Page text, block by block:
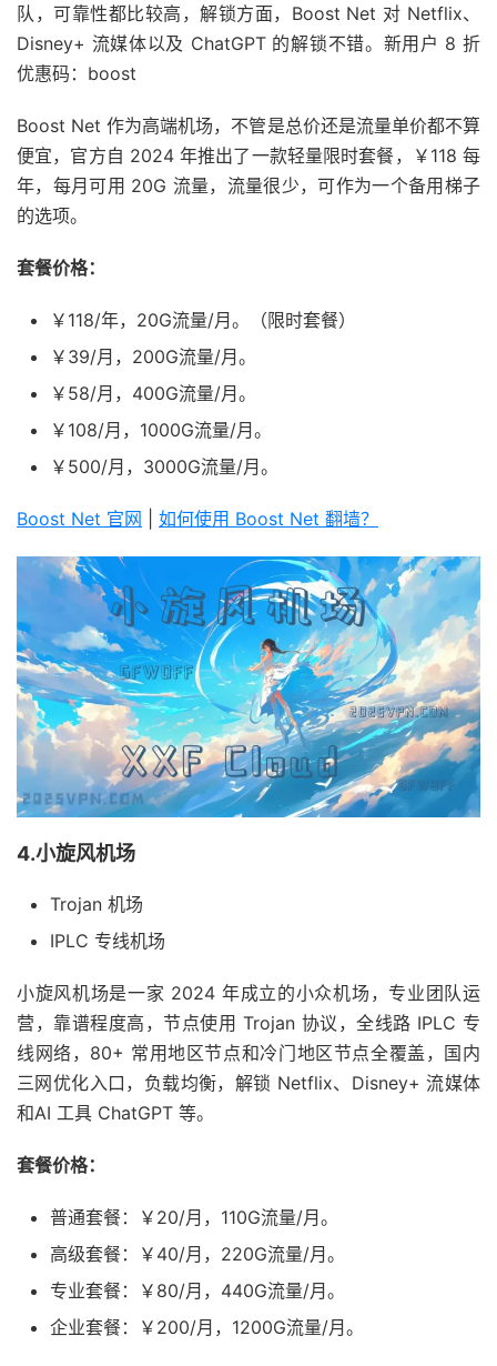
队，可靠性都比较高，解锁方面，Boost Net 对 Netflix、
Disney+ 流媒体以及 ChatGPT 的解锁不错。新用户 8 折
优惠码：boost
Boost Net 作为高端机场，不管是总价还是流量单价都不算
便宜，官方自 2024 年推出了一款轻量限时套餐，￥118 每
年，每月可用 20G 流量，流量很少，可作为一个备用梯子
的选项。
套餐价格：
￥118/年，20G流量/月。（限时套餐）
￥39/月，200G流量/月。
￥58/月，400G流量/月。
￥108/月，1000G流量/月。
￥500/月，3000G流量/月。
Boost Net 官网 如何使用 Boost Net 翻墙？
4.小旋风机场
Trojan 机场
IPLC 专线机场
小旋风机场是一家 2024 年成立的小众机场，专业团队运
营，靠谱程度高，节点使用 Trojan 协议，全线路 IPLC 专
线网络，80+ 常用地区节点和冷门地区节点全覆盖，国内
三网优化入口，负载均衡，解锁 Netflix、Disney+ 流媒体
和AI 工具 ChatGPT 等。
套餐价格：
普通套餐：￥20/月，110G流量/月。
高级套餐：￥40/月，220G流量/月。
专业套餐：￥80/月，440G流量/月。
企业套餐：￥200/月，1200G流量/月。